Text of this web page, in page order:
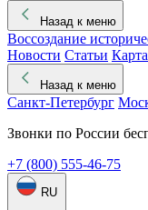
Назад к меню
Воссоздание
Новости Статьи
Назад к меню
Санкт-Петербург
Звонки по России
+7 (800) 555-46-75
RU